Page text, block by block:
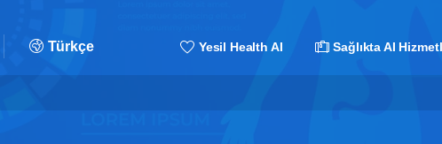
Türkçe Yesil Health AI Sağlıkta AI